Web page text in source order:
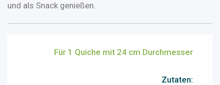
und als Snack genießen.
Für 1 Quiche mit 24 cm Durchmesser
Zutaten: